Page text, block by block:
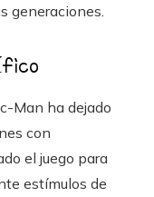
generaciones.
Man ha dejado
con
el juego para
estímulos de